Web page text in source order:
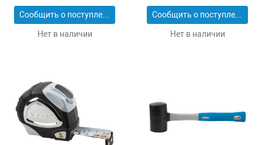
Сообщить о поступлении
Нет в наличии
Сообщить о поступлении
Нет в наличии